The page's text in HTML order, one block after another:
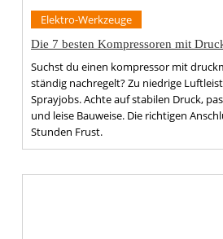
Elektro-Werkzeuge
Die 7 besten Kompressoren mit
Suchst du einen kompressor mit
ständig nachregelt? Zu niedrige
Sprayjobs. Achte auf stabilen Druck,
und leise Bauweise. Die richtigen
Stunden Frust.